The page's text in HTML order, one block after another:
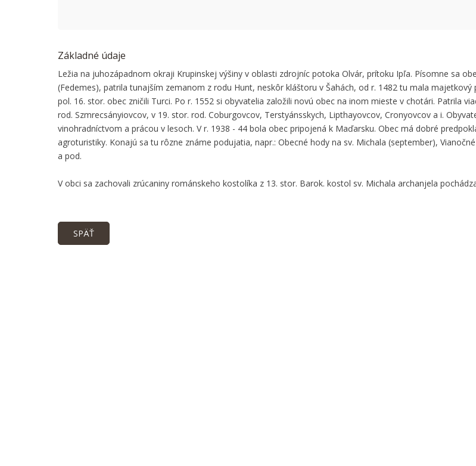
Základné údaje
Ležia na juhozápadnom okraji Krupinskej výšiny v oblasti zdrojníc potoka Olvár, prítoku Ipľa. Písomne sa
(Fedemes), patrila tunajším zemanom z rodu Hunt, neskôr kláštoru v Šahách, od r. 1482 tu mala majetkový
pol. 16. stor. obec zničili Turci. Po r. 1552 si obyvatelia založili novú obec na inom mieste v chotári. Patrila
rod. Szmrecsányiovcov, v 19. stor. rod. Coburgovcov, Terstyánsskych, Lipthayovcov, Cronyovcov a i.
vinohradníctvom a prácou v lesoch. V r. 1938 - 44 bola obec pripojená k Maďarsku. Obec má dobré
agroturistiky. Konajú sa tu rôzne známe podujatia, napr.: Obecné hody na sv. Michala (september),
a pod.
V obci sa zachovali zrúcaniny románskeho kostolíka z 13. stor. Barok. kostol sv. Michala archanjela
SPÄŤ